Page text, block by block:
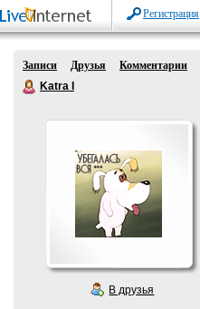
Регистрация
Записи Друзья
Комментарии
Katra I
В друзья